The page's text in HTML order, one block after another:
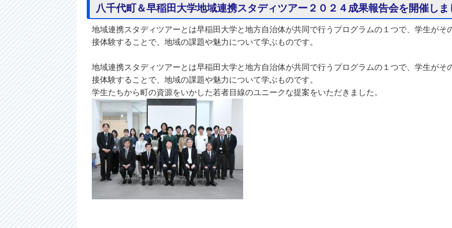
八千代町＆早稲田大学地域連携スタディツアー２０２４成果報告会を開催し
地域連携スタディツアーとは早稲田大学と地方自治体が共同で行うプログラムの１つで、学生がそ
接体験することで、地域の課題や魅力について学ぶものです。
地域連携スタディツアーとは早稲田大学と地方自治体が共同で行うプログラムの１つで、学生がそ
接体験することで、地域の課題や魅力について学ぶものです。
学生たちから町の資源をいかした若者目線のユニークな提案をいただきました。